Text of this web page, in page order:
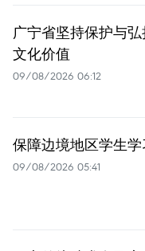
广宁省坚持保护与
文化价值
09/08/2026 06:12
保障边境地区学生
09/08/2026 05:41